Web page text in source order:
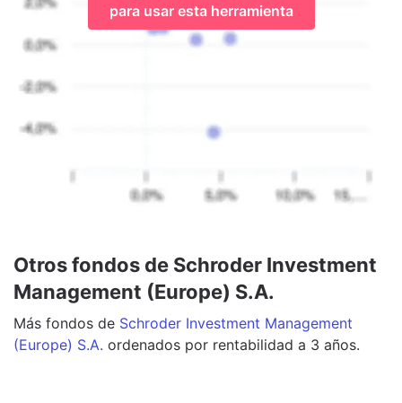
para usar esta herramienta
Otros fondos de Schroder Investment
Management (Europe) S.A.
Más fondos de Schroder Investment Management
(Europe) S.A. ordenados por rentabilidad a 3 años.